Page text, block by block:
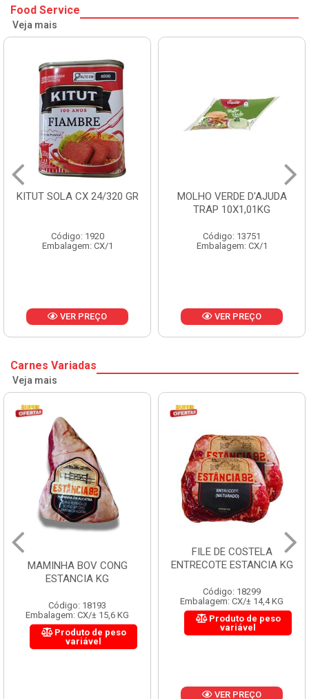
Food Service
Veja mais
CX 24/320 GR
CX/1
PREÇO
MOLHO VERDE D'AJUDA
TRAP 10X1,01KG
Embalagem: CX/1
VER PREÇO
FRUTAS
Carnes Variadas
Veja mais
MAMINHA BOV CONG
ESTANCIA KG
Código: 18193
Embalagem: CX/± 15,6 KG
Produto de peso
variável
FILE DE COSTELA
ENTRECOTE ESTANCIA KG
Código: 18299
Embalagem: CX/± 14,4 KG
Produto de peso
variável
VER PREÇO